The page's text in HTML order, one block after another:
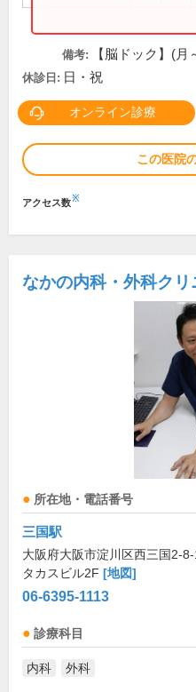
備考: 【脳ドック】(
休診日: 日・祝
オンライン診療
この医院
アクセス数※
なかの内科・外科クリ
所在地・電話番号
三国駅
大阪府大阪市淀川区西三国2-
タカスビル2F [地図]
06-6395-1113
診療科目
内科 外科